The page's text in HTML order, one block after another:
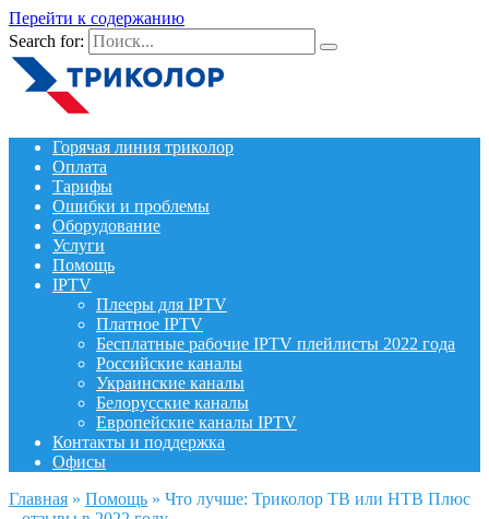
Перейти к содержанию
Search for:
Горячая линия триколор
Оплата
Тарифы
Ошибки и проблемы
Оборудование
Услуги
Помощь
IPTV
Плееры для IPTV
Платное IPTV
Бесплатные рабочие IPTV плейлисты 2022 года
Российские каналы
Украинские каналы
Белорусские каналы
Европейские каналы IPTV
Контакты и поддержка
Офисы
Главная » Помощь » Что лучше: Триколор ТВ или НТВ Плюс